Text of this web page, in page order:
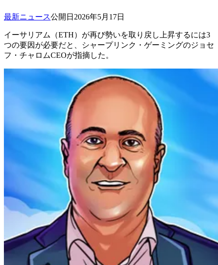
最新ニュース公開日 2026年5月17日
イーサリアム（ETH）が再び勢いを取り戻し上昇するには3
つの要因が必要だと、シャープリンク・ゲーミングのジョセ
フ・チャロムCEOが指摘した。